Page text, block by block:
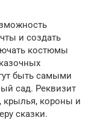
и создать
костюмы
быть самыми
сад. Реквизит
короны и
сказки.